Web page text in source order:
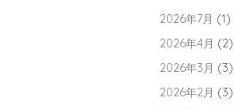
2026年7月 (1)
2026年4月 (2)
2026年3月 (3)
2026年2月 (3)